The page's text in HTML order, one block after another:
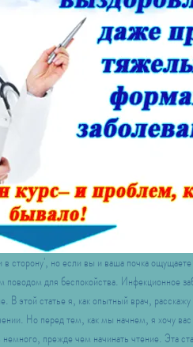
сторону', но если вы и ваша почка
для беспокойства. Инфекционное
В этой статье я, как опытный врач,
Но перед тем, как мы начнем, я хочу
прежде чем начинать чтение. Эта